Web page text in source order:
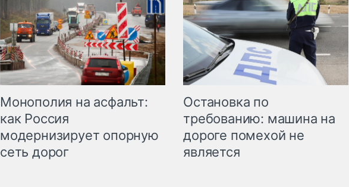
Монополия на асфальт:
как Россия
модернизирует опорную
сеть дорог
Остановка по
требованию: машина на
дороге помехой не
является